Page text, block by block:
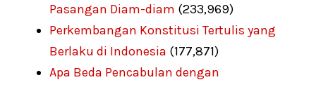
Pasangan Diam-diam (233,969)
Perkembangan Konstitusi Tertulis yang
Berlaku di Indonesia (177,871)
Apa Beda Pencabulan dengan